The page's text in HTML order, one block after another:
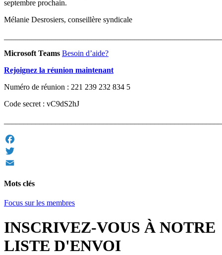
septembre prochain.
Mélanie Desrosiers, conseillère syndicale
Microsoft Teams Besoin d’aide?
Rejoignez la réunion maintenant
Numéro de réunion : 221 239 232 834 5
Code secret : vC9dS2hJ
Facebook
Twitter
Mots clés
Focus sur les membres
INSCRIVEZ-VOUS À NOTRE
LISTE D'ENVOI